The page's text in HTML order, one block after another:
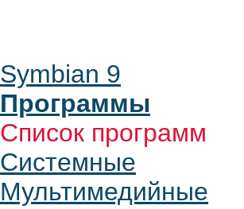
Symbian 9
Программы
Список программ
Системные
Мультимедийные